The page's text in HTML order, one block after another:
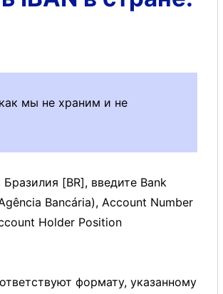
мы не храним и не
[BR], введите Bank
Bancária), Account Number
Holder Position
формату, указанному